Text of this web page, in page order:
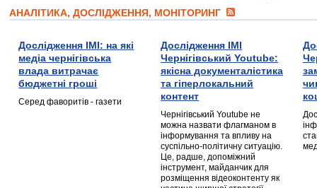
АНАЛІТИКА, ДОСЛІДЖЕННЯ, МОНІТОРИНГ
Дослідження ІМІ: на які
медіа чернігівська
влада витрачає
бюджетні гроші
Серед фаворитів - газети
Дослідження ІМІ
Чернігівський Youtube:
якісна документалістика
та гіперлокальний
контент
Чернігівський Youtube не
можна назвати флагманом в
інформування та впливу на
суспільно-політичну ситуацію.
Це, радше, допоміжний
інструмент, майданчик для
розміщення відеоконтенту як